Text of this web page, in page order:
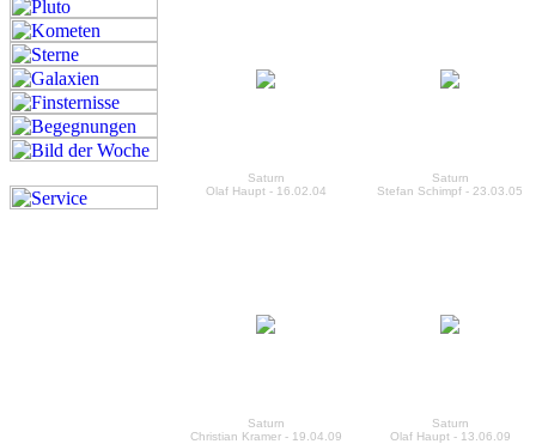
Saturn
Olaf Haupt - 16.02.04
Saturn
Stefan Schimpf - 23.03.05
Saturn
Christian Kramer - 19.04.09
Saturn
Olaf Haupt - 13.06.09